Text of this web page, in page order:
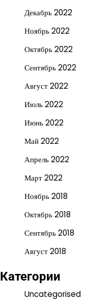
Декабрь 2022
Ноябрь 2022
Октябрь 2022
Сентябрь 2022
Август 2022
Июль 2022
Июнь 2022
Май 2022
Апрель 2022
Март 2022
Ноябрь 2018
Октябрь 2018
Сентябрь 2018
Август 2018
Категории
Uncategorised